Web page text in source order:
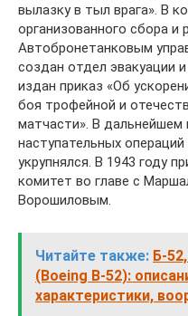
вылазку в тыл врага». В
организованного сбора и
Автобронетанковым
создан отдел эвакуации
издан приказ «Об
боя трофейной и
матчасти». В дальнейшем
наступательных
укрупнялся. В 1943 году
комитет во главе с
Ворошиловым.
Читайте также: Б-
(Boeing B-52):
характеристики,